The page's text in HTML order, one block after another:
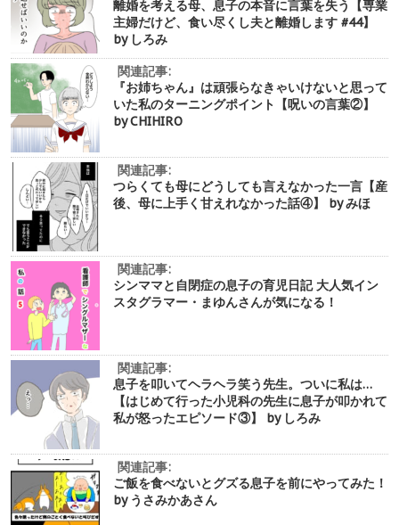
離婚を考える母、息子の本音に言葉を失う【専業
主婦だけど、食い尽くし夫と離婚します #44】
by しろみ
関連記事:
『お姉ちゃん』は頑張らなきゃいけないと思って
いた私のターニングポイント【呪いの言葉②】
by CHIHIRO
関連記事:
つらくても母にどうしても言えなかった一言【産
後、母に上手く甘えれなかった話④】 by みほ
関連記事:
シンママと自閉症の息子の育児日記 大人気イン
スタグラマー・まゆんさんが気になる！
関連記事:
息子を叩いてヘラヘラ笑う先生。ついに私は…
【はじめて行った小児科の先生に息子が叩かれて
私が怒ったエピソード③】 by しろみ
関連記事:
ご飯を食べないとグズる息子を前にやってみた！
by うさみかあさん